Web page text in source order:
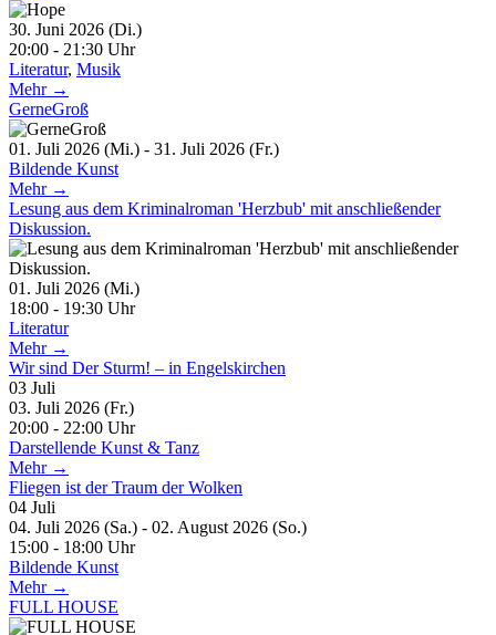
30. Juni 2026 (Di.)
20:00 - 21:30 Uhr
Literatur, Musik
Mehr →
GerneGroß
01. Juli 2026 (Mi.) - 31. Juli 2026 (Fr.)
Bildende Kunst
Mehr →
Lesung aus dem Kriminalroman 'Herzbub' mit anschließender
Diskussion.
01. Juli 2026 (Mi.)
18:00 - 19:30 Uhr
Literatur
Mehr →
Wir sind Der Sturm! – in Engelskirchen
03 Juli
03. Juli 2026 (Fr.)
20:00 - 22:00 Uhr
Darstellende Kunst & Tanz
Mehr →
Fliegen ist der Traum der Wolken
04 Juli
04. Juli 2026 (Sa.) - 02. August 2026 (So.)
15:00 - 18:00 Uhr
Bildende Kunst
Mehr →
FULL HOUSE